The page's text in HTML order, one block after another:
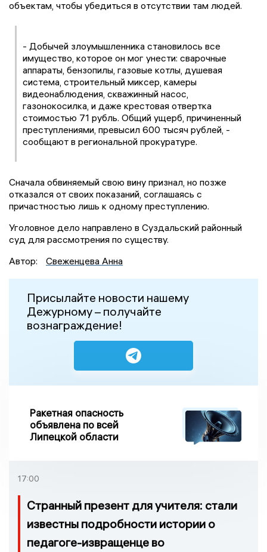
объектам, чтобы убедиться в отсутствии там людей.
- Добычей злоумышленника становилось все
имущество, которое он мог унести: сварочные
аппараты, бензопилы, газовые котлы, душевая
система, строительный миксер, камеры
видеонаблюдения, скважинный насос,
газонокосилка, и даже крестовая отвертка
стоимостью 71 рубль. Общий ущерб, причиненный
преступлениями, превысил 600 тысяч рублей, -
сообщают в региональной прокуратуре.
Сначала обвиняемый свою вину признал, но позже
отказался от своих показаний, соглашаясь с
причастностью лишь к одному преступлению.
Уголовное дело направлено в Суздальский районный
суд для рассмотрения по существу.
Автор:
Свеженцева Анна
Присылайте новости нашему
Дежурному – получайте
вознаграждение!
Ракетная опасность
объявлена по всей
Липецкой области
17:00
Странный презент для учителя: стали
известны подробности истории о
педагоге-извращенце во